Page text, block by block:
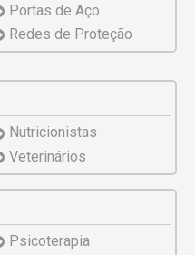
Portas de Aço
Redes de Proteção
Nutricionistas
Veterinários
Psicoterapia